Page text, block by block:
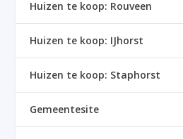
Huizen te koop: Rouveen
Huizen te koop: IJhorst
Huizen te koop: Staphorst
Gemeentesite